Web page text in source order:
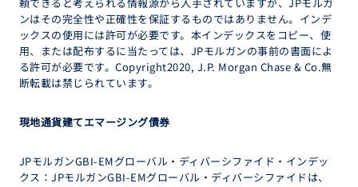
ンはその完全性や正確性を保証するものではありません。インデ
ックスの使用には許可が必要です。本インデックスをコピー、使
用、または配布するに当たっては、JPモルガンの事前の書面によ
る許可が必要です。Copyright2020, J.P. Morgan Chase & Co.無
断転載は禁じられています。
現地通貨建てエマージング債券
JPモルガンGBI-EMグローバル・ディバーシファイド・インデッ
クス：JPモルガンGBI-EMグローバル・ディバーシファイドは、